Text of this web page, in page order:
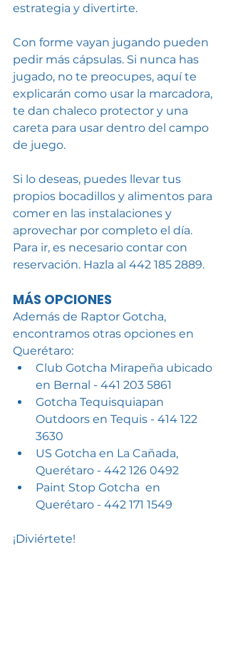
estrategia y divertirte.
Con forme vayan jugando pueden
pedir más cápsulas. Si nunca has
jugado, no te preocupes, aquí te
explicarán como usar la marcadora,
te dan chaleco protector y una
careta para usar dentro del campo
de juego.
Si lo deseas, puedes llevar tus
propios bocadillos y alimentos para
comer en las instalaciones y
aprovechar por completo el día.
Para ir, es necesario contar con
reservación. Hazla al 442 185 2889.
MÁS OPCIONES
Además de Raptor Gotcha,
encontramos otras opciones en
Querétaro:
Club Gotcha Mirapeña ubicado
en Bernal - 441 203 5861
Gotcha Tequisquiapan
Outdoors en Tequis - 414 122
3630
US Gotcha en La Cañada,
Querétaro - 442 126 0492
Paint Stop Gotcha  en
Querétaro - 442 171 1549
¡Diviértete!